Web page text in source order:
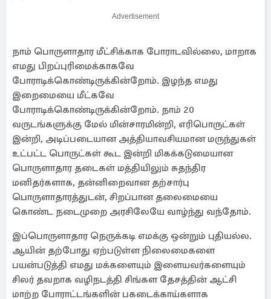
Advertisement
நாம் பொருளாதார மீட்சிக்காக போராடவில்லை, மாறாக
எமது பிறப்புரிமைக்காகவே
போராடிக்கொண்டிருக்கின்றோம். இழந்த எமது
இறைமையை மீட்கவே
போராடிக்கொண்டிருக்கின்றோம். நாம் 20
வருடங்களுக்கு மேல் மின்சாரமின்றி, எரிபொருட்கள்
இன்றி, அடிப்படையான அத்தியாவசியமான மருந்துகள்
உட்பட்ட பொருட்கள் கூட இன்றி மிகக்கடுமையான
பொருளாதார தடைகள் மத்தியிலும் சுதந்திர
மனிதர்களாக, தன்னிறைவான தற்சார்பு
பொருளாதாரத்துடன், சிறப்பான தலைமையை
கொண்ட நடைமுறை அரசிலேயே வாழ்ந்து வந்தோம்.
இப்பொருளாதார நெருக்கடி எமக்கு ஒன்றும் புதியல்ல.
ஆயின் தற்போது ஏற்படுள்ள நிலைமைகளை
பயன்படுத்தி எமது மக்களையும் இளையவர்களையும்
சிலர் தவறாக வழிநடத்தி சிங்கள தேசத்தின் ஆட்சி
மாற்ற போராட்டங்களின் பகடைக்காய்களாக